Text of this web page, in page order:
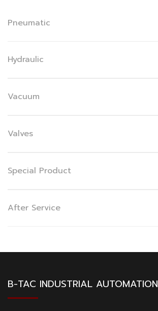
Pneumatic
Hydraulic
Vacuum
Valves
Special Product
After Service
B-TAC INDUSTRIAL AUTOMATION